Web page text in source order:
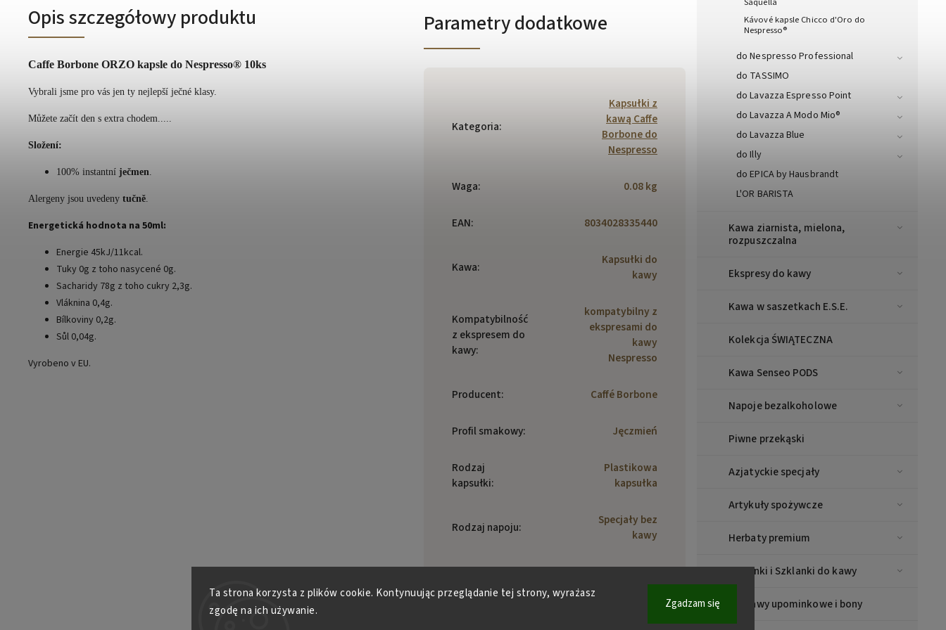
Ta strona korzysta z plików cookie. Kontynuując przeglądanie tej strony, wyrażasz
zgodę na ich używanie.
Zgadzam się
Kávové kapsle Chicco d'Oro do
Nespresso®
do Nespresso Professional
do TASSIMO
do Lavazza Espresso Point
do Lavazza A Modo Mio®
do Lavazza Blue
do Illy
do EPICA by Hausbrandt
L'OR BARISTA
Kawa ziarnista, mielona,
rozpuszczalna
Ekspresy do kawy
Kawa w saszetkach E.S.E.
Kolekcja ŚWIĄTECZNA
Kawa Senseo PODS
Napoje bezalkoholowe
Piwne przekąski
Azjatyckie specjały
Artykuły spożywcze
Herbaty premium
Filiżanki i Szklanki do kawy
Zestawy upominkowe i bony
Opis szczegółowy produktu
Caffe Borbone ORZO kapsle do Nespresso® 10ks
Vybrali jsme pro vás jen ty nejlepší ječné klasy.
Můžete začít den s extra chodem.....
Složení:
100% instantní ječmen
Alergeny jsou uvedeny tučně
Energetická hodnota na 50ml:
Energie 45kJ/11kcal.
Tuky 0g z toho nasycené 0g.
Sacharidy 78g z toho cukry 2,3g.
Vláknina 0,4g.
Bílkoviny 0,2g.
Sůl 0,04g.
Vyrobeno v EU.
Parametry dodatkowe
Kategoria:
Kapsułki z
kawą Caffe
Borbone do
Nespresso
Waga: 0.08 kg
EAN: 8034028335440
Kawa:
Kapsułki do
kawy
Kompatybilność
z ekspresem do
kawy:
kompatybilny z
ekspresami do
kawy
Nespresso
Producent: Caffé Borbone
Profil smakowy: Jęczmień
Rodzaj
kapsułki:
Plastikowa
kapsułka
Rodzaj napoju:
Specjały bez
kawy
Zawartość
Paczki:
Caffe Borbone